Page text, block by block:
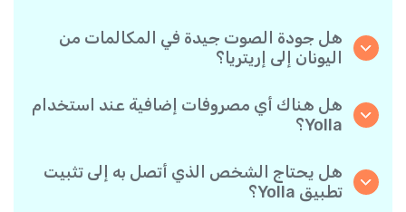
المحمولة والخطوط الأرضية إلى إريتريا بكل سهولة.
هل جودة الصوت جيدة في المكالمات من
اليونان إلى إريتريا؟
يجعل مكالماتك تبدو تمامًا مثل المكالمات المحلية.
هل هناك أي مصروفات إضافية عند استخدام
Yolla؟
مقابل المكالمات التي تجريها حسب الأسعار المعلنة
لكل وجهة.
هل يحتاج الشخص الذي أتصل به إلى تثبيت
تطبيق Yolla؟